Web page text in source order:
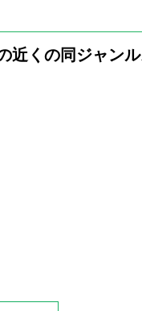
した。
り。
た。
プルプル食感。
好きなので美味しく
のお店です！
近くの同ジャン